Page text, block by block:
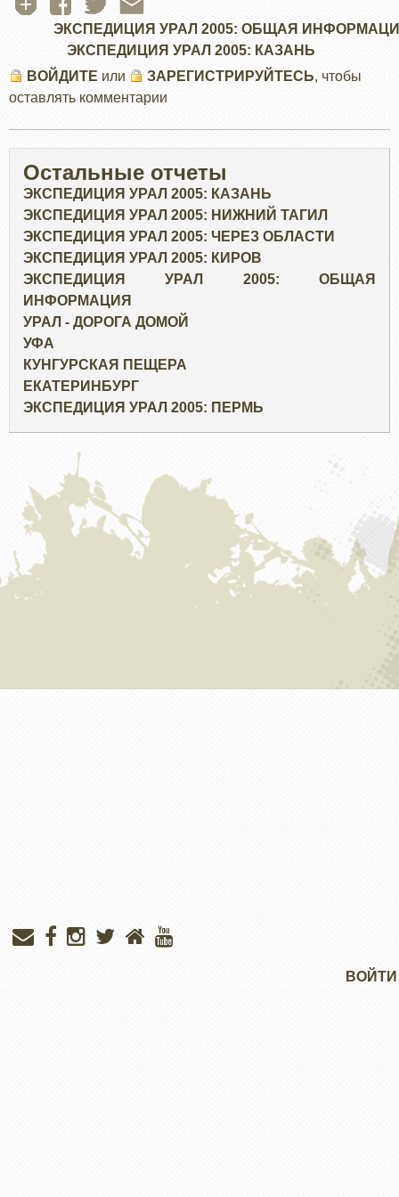
ЭКСПЕДИЦИЯ УРАЛ 2005: ОБЩАЯ
ЭКСПЕДИЦИЯ УРАЛ 2005: КАЗАНЬ
ВОЙДИТЕ или ЗАРЕГИСТРИРУЙТЕСЬ, чтобы
оставлять комментарии
Остальные отчеты
ЭКСПЕДИЦИЯ УРАЛ 2005: КАЗАНЬ
ЭКСПЕДИЦИЯ УРАЛ 2005: НИЖНИЙ ТАГИЛ
ЭКСПЕДИЦИЯ УРАЛ 2005: ЧЕРЕЗ ОБЛАСТИ
ЭКСПЕДИЦИЯ УРАЛ 2005: КИРОВ
ЭКСПЕДИЦИЯ УРАЛ 2005: ОБЩАЯ
ИНФОРМАЦИЯ
УРАЛ - ДОРОГА ДОМОЙ
УФА
КУНГУРСКАЯ ПЕЩЕРА
ЕКАТЕРИНБУРГ
ЭКСПЕДИЦИЯ УРАЛ 2005: ПЕРМЬ
ВОЙТИ